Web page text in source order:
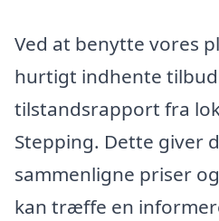
Ved at benytte vores
hurtigt indhente
tilstandsrapport fra
Stepping. Dette giver
sammenligne priser
kan træffe en